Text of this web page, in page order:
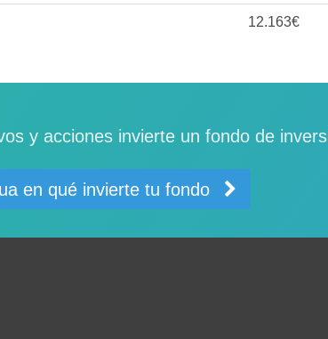
12.163€
y acciones invierte un fondo de
en qué invierte tu fondo